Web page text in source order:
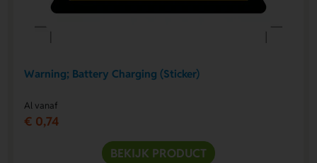
Warning; Battery Charging (Sticker)
Al vanaf
€ 0,74
BEKIJK PRODUCT